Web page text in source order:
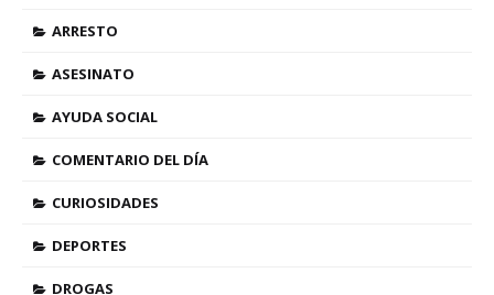
ARRESTO
ASESINATO
AYUDA SOCIAL
COMENTARIO DEL DÍA
CURIOSIDADES
DEPORTES
DROGAS